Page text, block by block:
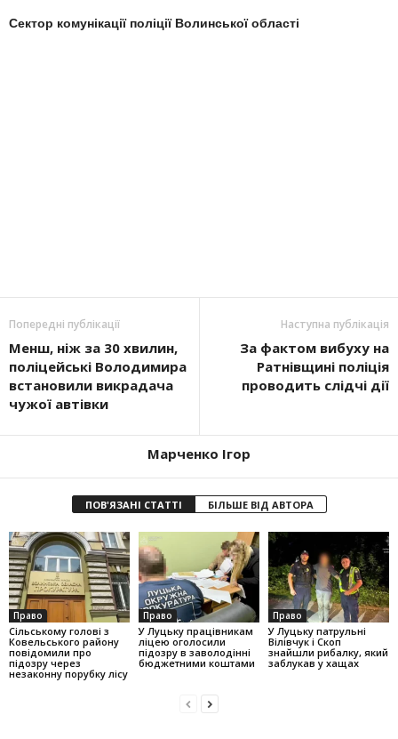
Сектор комунікації поліції Волинської області
Попередні публікації
Менш, ніж за 30 хвилин,
поліцейські Володимира
встановили викрадача
чужої автівки
Наступна публікація
За фактом вибуху на
Ратнівщині поліція
проводить слідчі дії
Марченко Ігор
ПОВ'ЯЗАНІ СТАТТІ БІЛЬШЕ ВІД АВТОРА
Право
Сільському голові з
Ковельського району
повідомили про
підозру через
незаконну порубку лісу
Право
У Луцьку працівникам
ліцею оголосили
підозру в заволодінні
бюджетними коштами
Право
У Луцьку патрульні
Вілівчук і Скоп
знайшли рибалку, який
заблукав у хащах